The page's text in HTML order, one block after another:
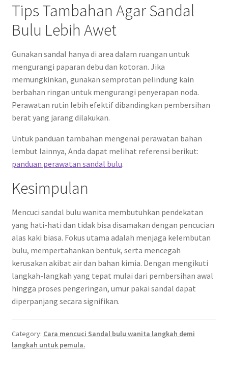
Tips Tambahan Agar Sandal
Bulu Lebih Awet
Gunakan sandal hanya di area dalam ruangan untuk
mengurangi paparan debu dan kotoran. Jika
memungkinkan, gunakan semprotan pelindung kain
berbahan ringan untuk mengurangi penyerapan noda.
Perawatan rutin lebih efektif dibandingkan pembersihan
berat yang jarang dilakukan.
Untuk panduan tambahan mengenai perawatan bahan
lembut lainnya, Anda dapat melihat referensi berikut:
panduan perawatan sandal bulu.
Kesimpulan
Mencuci sandal bulu wanita membutuhkan pendekatan
yang hati-hati dan tidak bisa disamakan dengan pencucian
alas kaki biasa. Fokus utama adalah menjaga kelembutan
bulu, mempertahankan bentuk, serta mencegah
kerusakan akibat air dan bahan kimia. Dengan mengikuti
langkah-langkah yang tepat mulai dari pembersihan awal
hingga proses pengeringan, umur pakai sandal dapat
diperpanjang secara signifikan.
Category: Cara mencuci Sandal bulu wanita langkah demi
langkah untuk pemula.